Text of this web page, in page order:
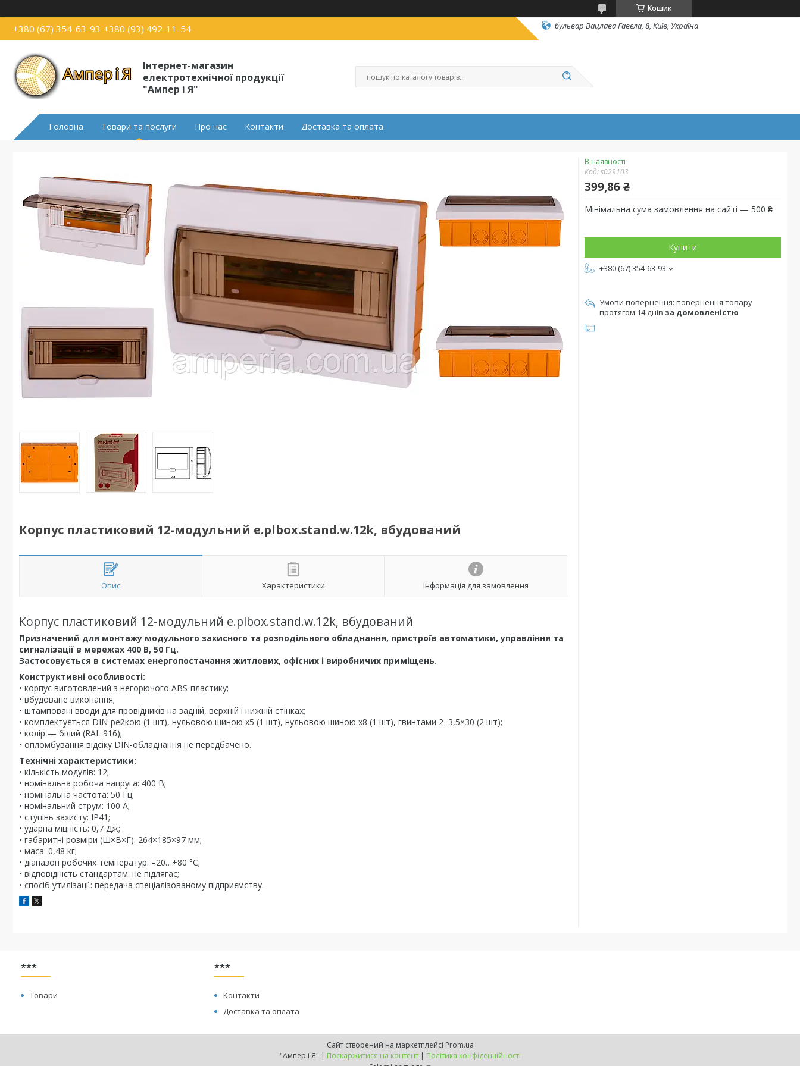
Кошик
+380 (67) 354-63-93 +380 (93) 492-11-54 бульвар Вацлава Гавела, 8, Київ, Україна
Інтернет-магазин
електротехнічної продукції
"Ампер і Я"
Головна Товари та послуги Про нас Контакти Доставка та оплата
Корпус пластиковий 12-модульний e.plbox.stand.w.12k, вбудований
Опис Характеристики Інформація для замовлення
Корпус пластиковий 12-модульний e.plbox.stand.w.12k, вбудований
Призначений для монтажу модульного захисного та розподільного обладнання, пристроїв автоматики, управління та
сигналізації в мережах 400 В, 50 Гц.
Застосовується в системах енергопостачання житлових, офісних і виробничих приміщень.
Конструктивні особливості:
• корпус виготовлений з негорючого ABS-пластику;
• вбудоване виконання;
• штамповані вводи для провідників на задній, верхній і нижній стінках;
• комплектується DIN-рейкою (1 шт), нульовою шиною х5 (1 шт), нульовою шиною х8 (1 шт), гвинтами 2–3,5×30 (2 шт);
• колір — білий (RAL 916);
• опломбування відсіку DIN-обладнання не передбачено.
Технічні характеристики:
• кількість модулів: 12;
• номінальна робоча напруга: 400 В;
• номінальна частота: 50 Гц;
• номінальний струм: 100 А;
• ступінь захисту: IP41;
• ударна міцність: 0,7 Дж;
• габаритні розміри (Ш×В×Г): 264×185×97 мм;
• маса: 0,48 кг;
• діапазон робочих температур: –20…+80 °C;
• відповідність стандартам: не підлягає;
• спосіб утилізації: передача спеціалізованому підприємству.
В наявності
Код:s029103
399,86 ₴
Мінімальна сума замовлення на сайті — 500 ₴
Купити
+380 (67) 354-63-93
повернення товару
протягом 14 днів за домовленістю
***
Товари
***
Контакти
Доставка та оплата
Сайт створений на маркетплейсі Prom.ua
"Ампер і Я" | Поскаржитися на контент | Політика конфіденційності